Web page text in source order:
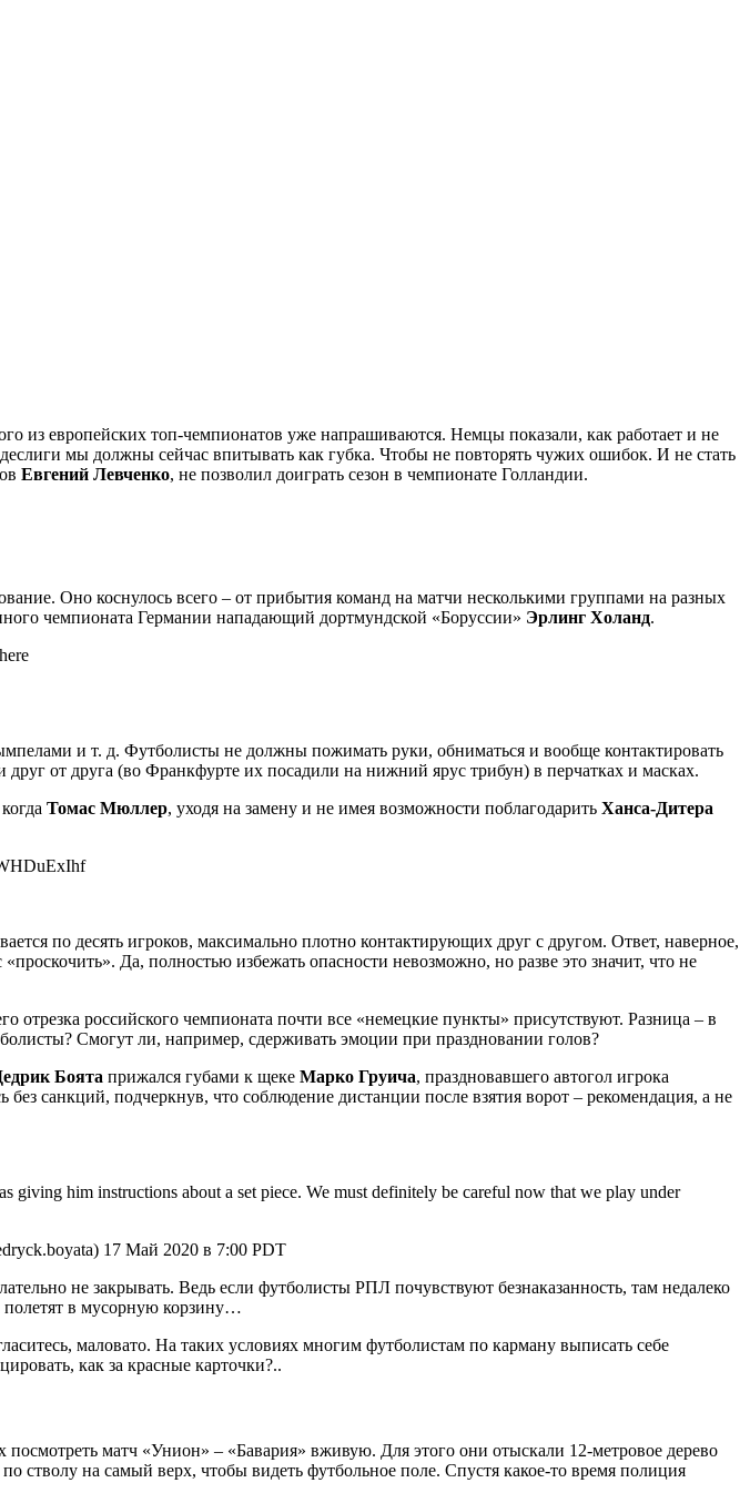
из европейских топ-чемпионатов уже напрашиваются. Немцы показали, как работает и не
мы должны сейчас впитывать как губка. Чтобы не повторять чужих ошибок. И не стать
Евгений Левченко, не позволил доиграть сезон в чемпионате Голландии.
Оно коснулось всего – от прибытия команд на матчи несколькими группами на разных
чемпионата Германии нападающий дортмундской «Боруссии» Эрлинг Холанд.
и т. д. Футболисты не должны пожимать руки, обниматься и вообще контактировать
от друга (во Франкфурте их посадили на нижний ярус трибун) в перчатках и масках.
Томас Мюллер, уходя на замену и не имея возможности поблагодарить Ханса-Дитера
по десять игроков, максимально плотно контактирующих друг с другом. Ответ, наверное,
Да, полностью избежать опасности невозможно, но разве это значит, что не
отрезка российского чемпионата почти все «немецкие пункты» присутствуют. Разница – в
Смогут ли, например, сдерживать эмоции при праздновании голов?
Боята прижался губами к щеке Марко Груича, праздновавшего автогол игрока
санкций, подчеркнув, что соблюдение дистанции после взятия ворот – рекомендация, а не
him instructions about a set piece. We must definitely be careful now that we play under
17 Май 2020 в 7:00 PDT
не закрывать. Ведь если футболисты РПЛ почувствуют безнаказанность, там недалеко
полетят в мусорную корзину…
маловато. На таких условиях многим футболистам по карману выписать себе
как за красные карточки?..
матч «Унион» – «Бавария» вживую. Для этого они отыскали 12-метровое дерево
стволу на самый верх, чтобы видеть футбольное поле. Спустя какое-то время полиция